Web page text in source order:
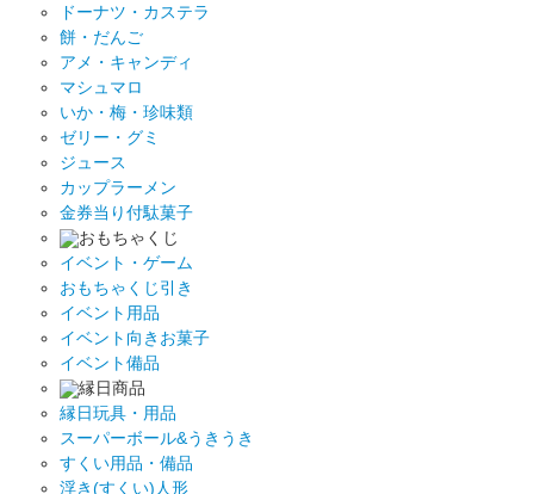
ドーナツ・カステラ
餅・だんご
アメ・キャンディ
マシュマロ
いか・梅・珍味類
ゼリー・グミ
ジュース
カップラーメン
金券当り付駄菓子
おもちゃくじ
イベント・ゲーム
おもちゃくじ引き
イベント用品
イベント向きお菓子
イベント備品
縁日商品
縁日玩具・用品
スーパーボール&うきうき
すくい用品・備品
浮き(すくい)人形